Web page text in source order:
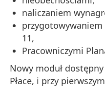
naliczaniem
przygotowywaniem
11,
Pracowniczymi
Nowy moduł
Płace, i przy